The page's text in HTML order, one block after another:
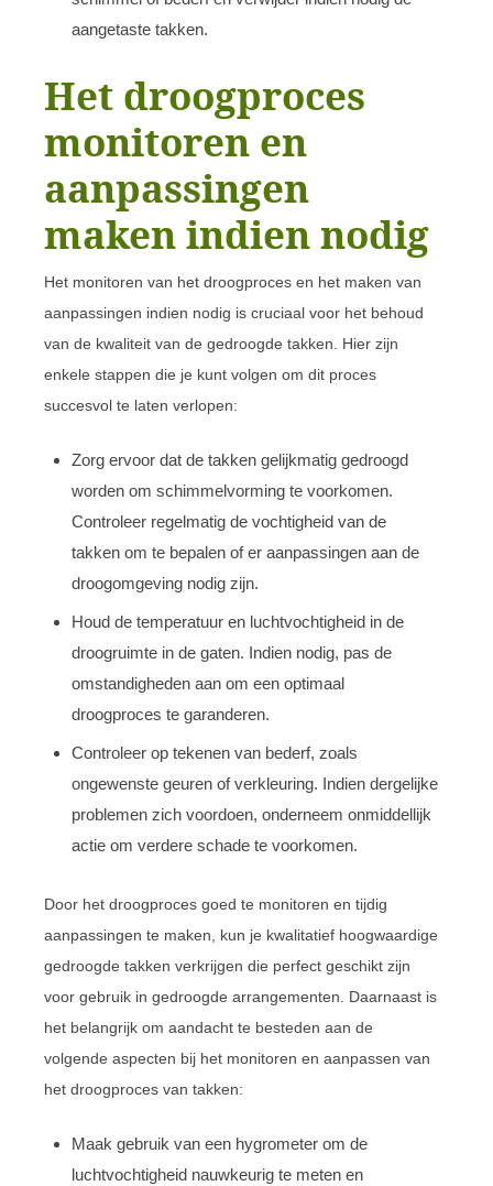
aangetaste takken.
Het droogproces
monitoren en
aanpassingen
maken indien nodig
Het monitoren van het droogproces en het maken van
aanpassingen indien nodig is cruciaal voor het behoud
van de kwaliteit van de gedroogde takken. Hier zijn
enkele stappen die je kunt volgen om dit proces
succesvol te laten verlopen:
Zorg ervoor dat de takken gelijkmatig gedroogd
worden om schimmelvorming te voorkomen.
Controleer regelmatig de vochtigheid van de
takken om te bepalen of er aanpassingen aan de
droogomgeving nodig zijn.
Houd de temperatuur en luchtvochtigheid in de
droogruimte in de gaten. Indien nodig, pas de
omstandigheden aan om een optimaal
droogproces te garanderen.
Controleer op tekenen van bederf, zoals
ongewenste geuren of verkleuring. Indien dergelijke
problemen zich voordoen, onderneem onmiddellijk
actie om verdere schade te voorkomen.
Door het droogproces goed te monitoren en tijdig
aanpassingen te maken, kun je kwalitatief hoogwaardige
gedroogde takken verkrijgen die perfect geschikt zijn
voor gebruik in gedroogde arrangementen. Daarnaast is
het belangrijk om aandacht te besteden aan de
volgende aspecten bij het monitoren en aanpassen van
het droogproces van takken:
Maak gebruik van een hygrometer om de
luchtvochtigheid nauwkeurig te meten en